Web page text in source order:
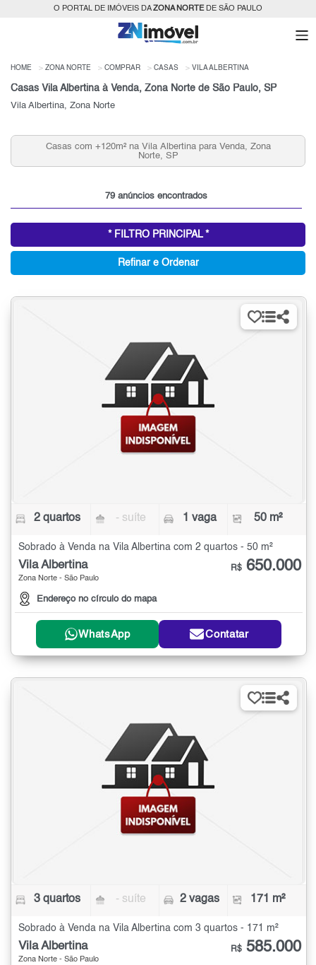
O PORTAL DE IMÓVEIS DAZONA NORTEDE SÃO PAULO
HOME ZONA NORTE COMPRAR CASAS VILA ALBERTINA
Casas Vila Albertina à Venda, Zona Norte de São Paulo, SP
Vila Albertina, Zona Norte
Casas com +120m² na Vila Albertina para Venda, Zona
Norte, SP
79 anúncios encontrados
* FILTRO PRINCIPAL *
Refinar e Ordenar
2 quartos - suíte 1 vaga 50 m²
Sobrado à Venda na Vila Albertina com 2 quartos - 50 m²
Vila Albertina
Zona Norte - São Paulo
Endereço no círculo do mapa
R$ 650.000
WhatsApp Contatar
3 quartos - suíte 2 vagas 171 m²
Sobrado à Venda na Vila Albertina com 3 quartos - 171 m²
Vila Albertina
Zona Norte - São Paulo
R$ 585.000